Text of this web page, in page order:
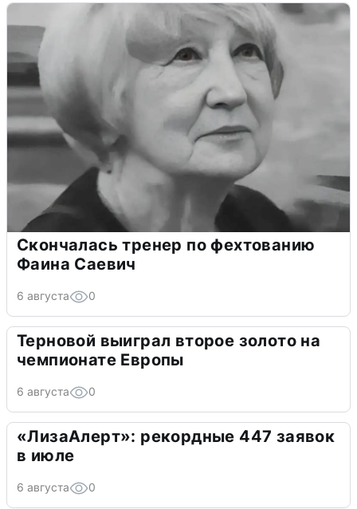
Скончалась тренер по фехтованию
Фаина Саевич
6 августа 0
Терновой выиграл второе золото на
чемпионате Европы
6 августа 0
«ЛизаАлерт»: рекордные 447 заявок
в июле
6 августа 0